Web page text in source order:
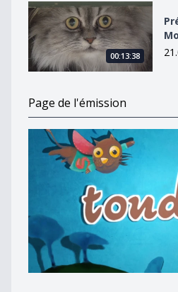
Présenté par Lolita Morena
00:13:38
Page de l'émission